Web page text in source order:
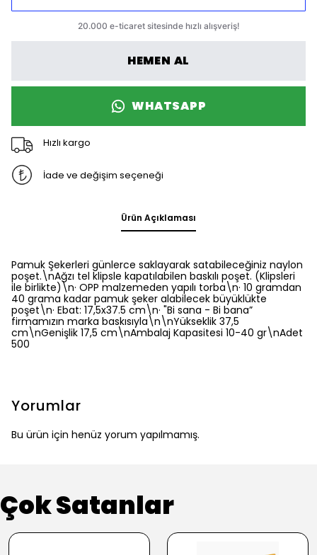
HEMEN AL
WHATSAPP
Hızlı kargo
İade ve değişim seçeneği
Ürün Açıklaması
Pamuk Şekerleri günlerce saklayarak satabileceğiniz naylon
poşet.\nAğzı tel klipsle kapatılabilen baskılı poşet. (Klipsleri
ile birlikte)\n· OPP malzemeden yapılı torba\n· 10 gramdan
40 grama kadar pamuk şeker alabilecek büyüklükte
poşet\n· Ebat: 17,5x37.5 cm\n· "Bi sana - Bi bana”
firmamızın marka baskısıyla\n\nYükseklik 37,5
cm\nGenişlik 17,5 cm\nAmbalaj Kapasitesi 10-40 gr\nAdet
500
Yorumlar
Bu ürün için henüz yorum yapılmamış.
Çok Satanlar